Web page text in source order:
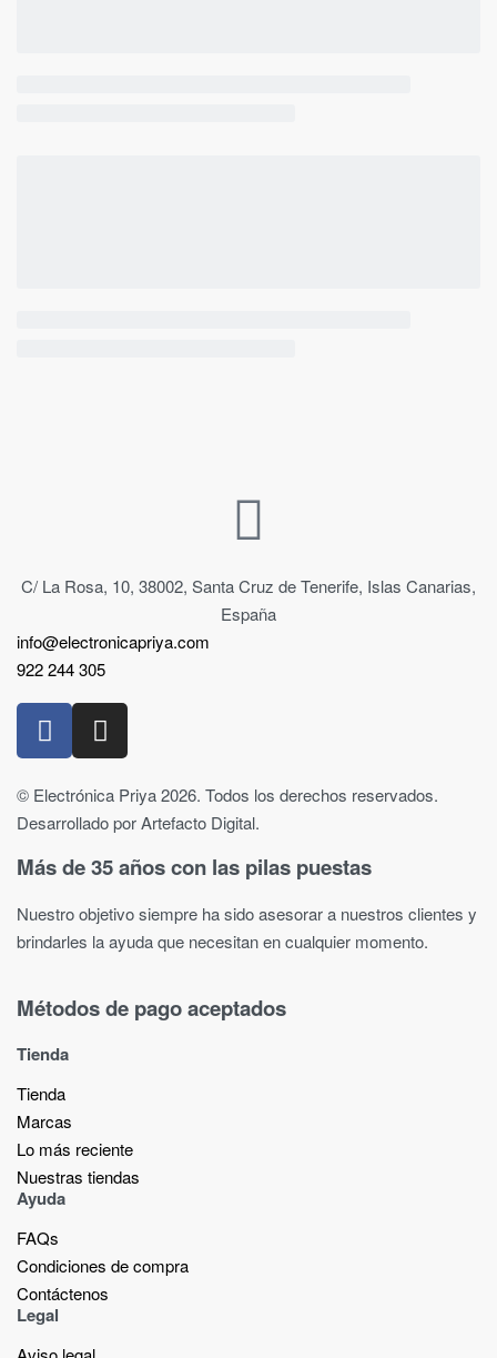
C/ La Rosa, 10, 38002, Santa Cruz de Tenerife, Islas Canarias,
España
info@electronicapriya.com
922 244 305
© Electrónica Priya 2026. Todos los derechos reservados.
Desarrollado por Artefacto Digital.
Más de 35 años con las pilas puestas
Nuestro objetivo siempre ha sido asesorar a nuestros clientes y
brindarles la ayuda que necesitan en cualquier momento.
Métodos de pago aceptados
Tienda
Tienda
Marcas
Lo más reciente​
Nuestras tiendas​
Ayuda
FAQs
Condiciones de compra
Contáctenos
Legal